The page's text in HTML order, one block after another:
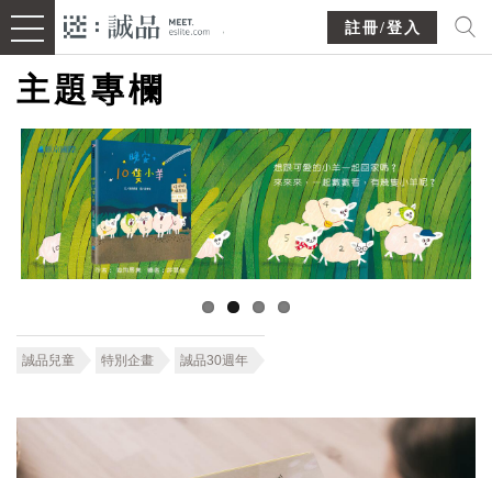
註冊/登入
主題專欄
誠品兒童 特別企畫 誠品30週年